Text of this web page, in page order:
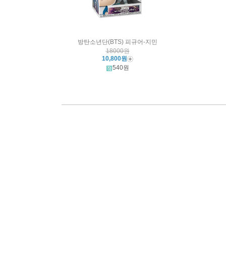
방탄소년단(BTS) 피규어-지민
18000원
10,800원
540원